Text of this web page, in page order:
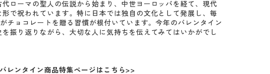
ローマの聖人の伝説から始まり、中世ヨーロッパを経て、現代
で祝われています。特に日本では独自の文化として発展し、毎
チョコレートを贈る習慣が根付いています。今年のバレンタイン
振り返りながら、大切な人に気持ちを伝えてみてはいかがでし
レンタイン商品特集ページはこちら>>